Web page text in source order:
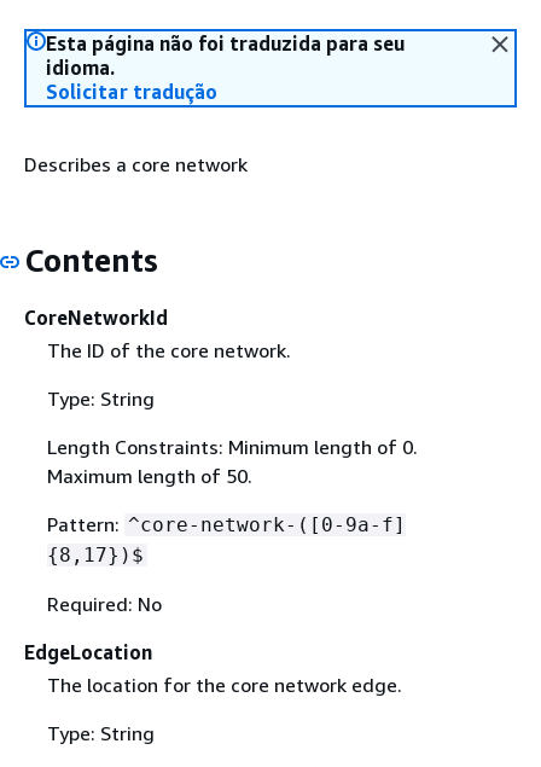
Esta página não foi traduzida para seu
idioma.
Solicitar tradução
Describes a core network
Contents
CoreNetworkId
The ID of the core network.
Type: String
Length Constraints: Minimum length of 0.
Maximum length of 50.
Pattern: ^core-network-([0-9a-f]
{8,17})$
Required: No
EdgeLocation
The location for the core network edge.
Type: String